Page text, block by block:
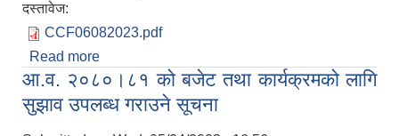
दस्तावेज:
CCF06082023.pdf
Read more
आ.व. २०८०।८१ को बजेट तथा कार्यक्रमको लागि
सुझाव उपलब्ध गराउने सूचना